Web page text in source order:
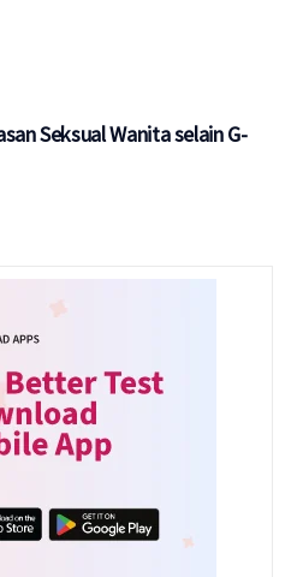
Seksual Wanita selain G-